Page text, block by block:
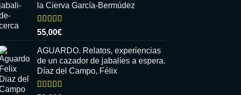
la Cierva García-Bermúdez
Valorado
con
5
55,00€
AGUARDO. Relatos, experiencias
de un cazador de jabalíes a espera.
Díaz del Campo, Félix